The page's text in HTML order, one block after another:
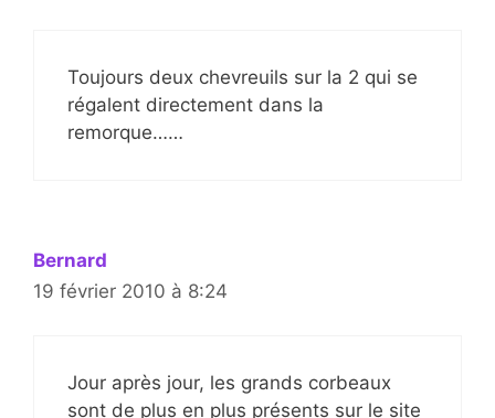
Toujours deux chevreuils sur la 2 qui se
régalent directement dans la
remorque……
Bernard
19 février 2010 à 8:24
Jour après jour, les grands corbeaux
sont de plus en plus présents sur le site